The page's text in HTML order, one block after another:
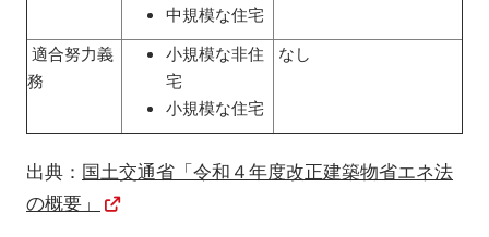
中規模な住宅
適合努力義
務
小規模な非住
宅
小規模な住宅
なし
出典： 国土交通省「令和４年度改正建築物省エネ法
の概要」